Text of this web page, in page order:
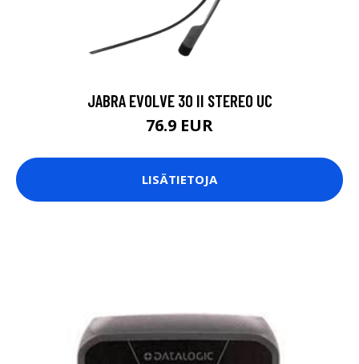
JABRA EVOLVE 30 II STEREO UC
76.9 EUR
LISÄTIETOJA